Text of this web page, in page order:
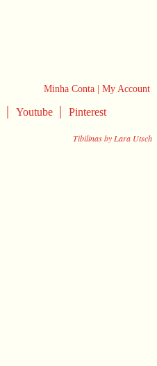
Minha Conta | My Account
| Youtube | Pinterest
Tibilinas by Lara Utsch